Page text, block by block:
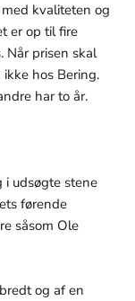
kvaliteten og
er op til fire
Når prisen skal
hos Bering.
har to år.
i udsøgte stene
førende
såsom Ole
og af en